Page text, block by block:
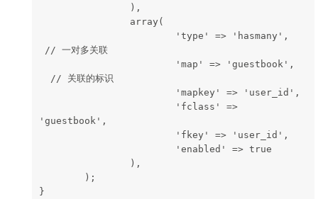
),
array(
'type' => 'hasmany',
// 一对多关联
'map' => 'guestbook',
// 关联的标识
'mapkey' => 'user_id',
'fclass' =>
'guestbook',
'fkey' => 'user_id',
'enabled' => true
),
);
}